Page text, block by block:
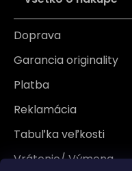
Doprava
Garancia originality
Platba
Reklamácia
Tabuľka veľkosti
Vrátenie/ Výmena